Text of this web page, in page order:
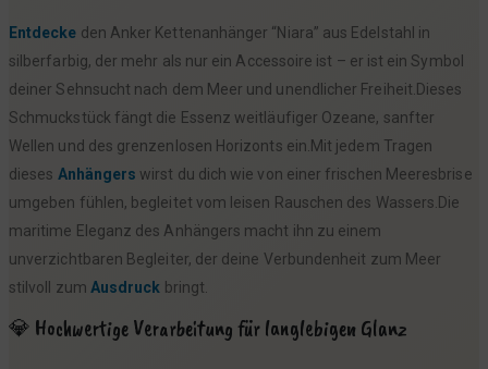
Entdecke den Anker Kettenanhänger “Niara” aus Edelstahl in
silberfarbig, der mehr als nur ein Accessoire ist – er ist ein Symbol
deiner Sehnsucht nach dem Meer und unendlicher Freiheit.Dieses
Schmuckstück fängt die Essenz weitläufiger Ozeane, sanfter
Wellen und des grenzenlosen Horizonts ein.Mit jedem Tragen
dieses Anhängers wirst du dich wie von einer frischen Meeresbrise
umgeben fühlen, begleitet vom leisen Rauschen des Wassers.Die
maritime Eleganz des Anhängers macht ihn zu einem
unverzichtbaren Begleiter, der deine Verbundenheit zum Meer
stilvoll zum Ausdruck bringt.
💎 Hochwertige Verarbeitung für langlebigen Glanz